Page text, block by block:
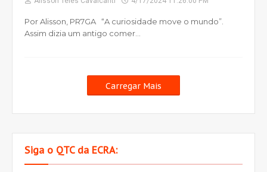
Por Alisson, PR7GA “A curiosidade move o mundo”.
Assim dizia um antigo comer…
Carregar Mais
Siga o QTC da ECRA: